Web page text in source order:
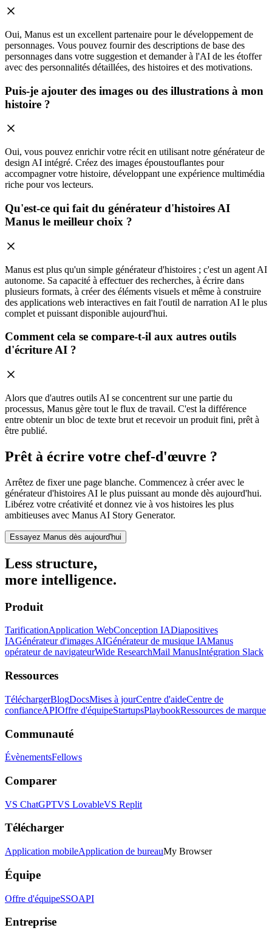
Oui, Manus est un excellent partenaire pour le développement de
personnages. Vous pouvez fournir des descriptions de base des
personnages dans votre suggestion et demander à l'AI de les étoffer
avec des personnalités détaillées, des histoires et des motivations.
Puis-je ajouter des images ou des illustrations à mon
histoire ?
Oui, vous pouvez enrichir votre récit en utilisant notre générateur de
design AI intégré. Créez des images époustouflantes pour
accompagner votre histoire, développant une expérience multimédia
riche pour vos lecteurs.
Qu'est-ce qui fait du générateur d'histoires AI
Manus le meilleur choix ?
Manus est plus qu'un simple générateur d'histoires ; c'est un agent AI
autonome. Sa capacité à effectuer des recherches, à écrire dans
plusieurs formats, à créer des éléments visuels et même à construire
des applications web interactives en fait l'outil de narration AI le plus
complet et puissant disponible aujourd'hui.
Comment cela se compare-t-il aux autres outils
d'écriture AI ?
Alors que d'autres outils AI se concentrent sur une partie du
processus, Manus gère tout le flux de travail. C'est la différence
entre obtenir un bloc de texte brut et recevoir un produit fini, prêt à
être publié.
Prêt à écrire votre chef-d'œuvre ?
Arrêtez de fixer une page blanche. Commencez à créer avec le
générateur d'histoires AI le plus puissant au monde dès aujourd'hui.
Libérez votre créativité et donnez vie à vos histoires les plus
ambitieuses avec Manus AI Story Generator.
Essayez Manus dès aujourd'hui
Less structure,
more intelligence.
Produit
TarificationApplication WebConception IADiapositives
IAGénérateur d'images AIGénérateur de musique IAManus
opérateur de navigateurWide ResearchMail ManusIntégration Slack
Ressources
TéléchargerBlogDocsMises à jourCentre d'aideCentre de
confianceAPIOffre d'équipeStartupsPlaybookRessources de marque
Communauté
ÉvènementsFellows
Comparer
VS ChatGPTVS LovableVS Replit
Télécharger
Application mobileApplication de bureauMy Browser
Équipe
Offre d'équipeSSOAPI
Entreprise